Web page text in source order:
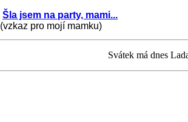
Šla jsem na party, mami...
(vzkaz pro mojí mamku)
Svátek má dnes